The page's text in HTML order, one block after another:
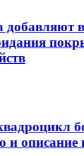
добавляют
и описание